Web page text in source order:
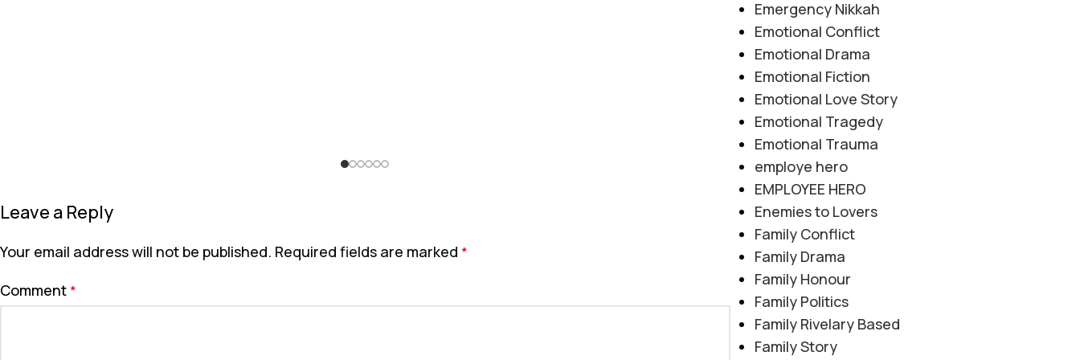
Leave a Reply
Your email address will not be published. Required fields are marked *
Comment *
Emergency Nikkah
Emotional Conflict
Emotional Drama
Emotional Fiction
Emotional Love Story
Emotional Tragedy
Emotional Trauma
employe hero
EMPLOYEE HERO
Enemies to Lovers
Family Conflict
Family Drama
Family Honour
Family Politics
Family Rivelary Based
Family Story